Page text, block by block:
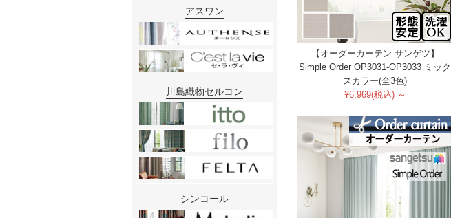
【オーダーカーテン サンゲツ】
Simple Order OP3031-OP3033 ミック
スカラー(全3色)
¥6,969(税込) ～
アスワン
川島織物セルコン
シンコール